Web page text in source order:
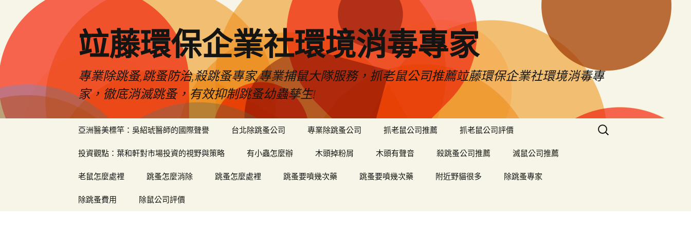
竝藤環保企業社環境消毒專家
專業除跳蚤,跳蚤防治,殺跳蚤專家,專業捕鼠大隊服務，抓老鼠公司推薦竝藤環保企業社環境消毒專
家，徹底消滅跳蚤，有效抑制跳蚤幼蟲孳生!
亞洲醫美標竿：吳紹琥醫師的國際聲譽 台北除跳蚤公司 專業除跳蚤公司 抓老鼠公司推薦 抓老鼠公司評價
投資觀點：葉和軒對市場投資的視野與策略 有小蟲怎麼辦 木頭掉粉屑 木頭有聲音 殺跳蚤公司推薦 滅鼠公司推薦
老鼠怎麼處裡 跳蚤怎麼消除 跳蚤怎麼處裡 跳蚤要噴幾次藥 跳蚤要噴幾次藥 附近野貓很多 除跳蚤專家
除跳蚤費用 除鼠公司評價
搜
尋